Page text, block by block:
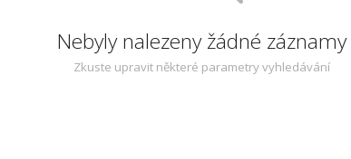
Nebyly nalezeny žádné záznamy
Zkuste upravit některé parametry vyhledávání